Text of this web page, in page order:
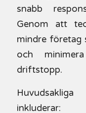
snabb
Genom att
mindre företag
och
driftstopp.
inkluderar: